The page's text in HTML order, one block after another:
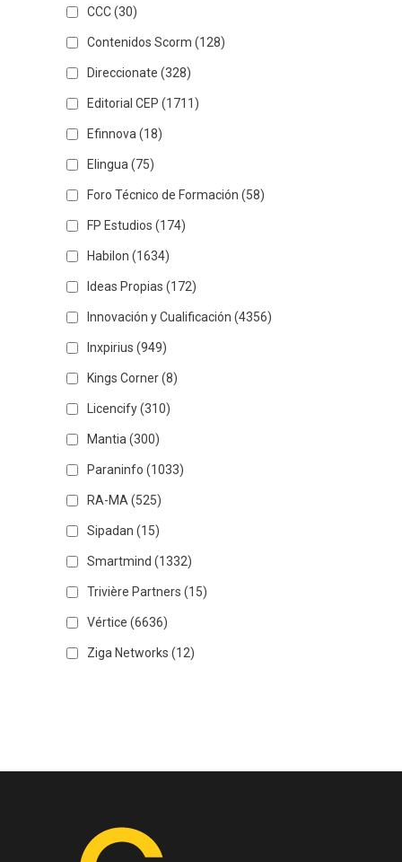
CCC(30)
Contenidos Scorm (128)
Direccionate (328)
Editorial CEP (1711)
Efinnova (18)
Elingua (75)
Foro Técnico de Formación (58)
FP Estudios (174)
Habilon (1634)
Ideas Propias (172)
Innovación y Cualificación (4356)
Inxpirius (949)
Kings Corner(8)
Licencify(310)
Mantia (300)
Paraninfo (1033)
RA-MA (525)
Sipadan (15)
Smartmind (1332)
Trivière Partners (15)
Vértice (6636)
Ziga Networks (12)